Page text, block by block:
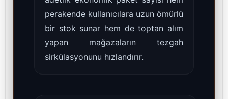
perakende kullanıcılara uzun ömürlü
bir stok sunar hem de toptan alım
yapan mağazaların tezgah
sirkülasyonunu hızlandırır.